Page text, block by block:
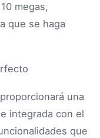
megas,
que se haga
proporcionará una
integrada con el
que